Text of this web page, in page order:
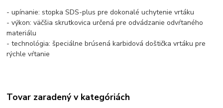
- upínanie: stopka SDS-plus pre dokonalé uchytenie vrtáku
- výkon: väčšia skrutkovica určená pre odvádzanie odvŕtaného
materiálu
- technológia: špeciálne brúsená karbidová doštička vrtáku pre
rýchle vŕtanie
Tovar zaradený v kategóriách